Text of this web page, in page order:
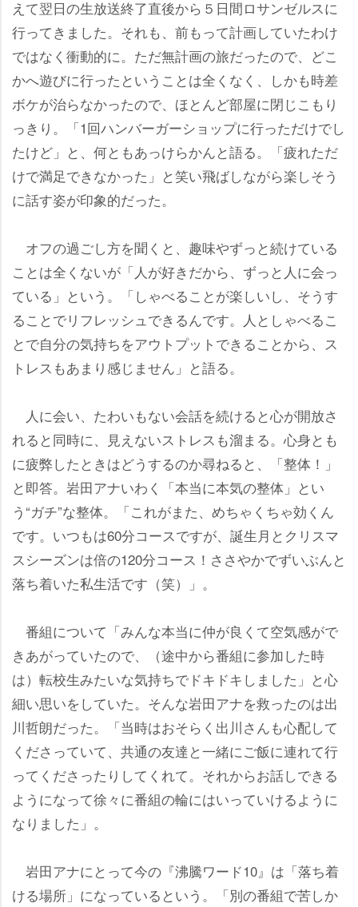
えて翌日の生放送終了直後から５日間ロサンゼルスに
行ってきました。それも、前もって計画していたわけ
ではなく衝動的に。ただ無計画の旅だったので、どこ
かへ遊びに行ったということは全くなく、しかも時差
ボケが治らなかったので、ほとんど部屋に閉じこもり
っきり。「1回ハンバーガーショップに行っただけでし
たけど」と、何ともあっけらかんと語る。「疲れただ
けで満足できなかった」と笑い飛ばしながら楽しそう
に話す姿が印象的だった。
オフの過ごし方を聞くと、趣味やずっと続けている
ことは全くないが「人が好きだから、ずっと人に会っ
ている」という。「しゃべることが楽しいし、そうす
ることでリフレッシュできるんです。人としゃべるこ
とで自分の気持ちをアウトプットできることから、ス
トレスもあまり感じません」と語る。
人に会い、たわいもない会話を続けると心が開放さ
れると同時に、見えないストレスも溜まる。心身とも
に疲弊したときはどうするのか尋ねると、「整体！」
と即答。岩田アナいわく「本当に本気の整体」とい
う“ガチ”な整体。「これがまた、めちゃくちゃ効くん
です。いつもは60分コースですが、誕生月とクリスマ
スシーズンは倍の120分コース！ささやかでずいぶんと
落ち着いた私生活です（笑）」。
番組について「みんな本当に仲が良くて空気感がで
きあがっていたので、（途中から番組に参加した時
は）転校生みたいな気持ちでドキドキしました」と心
細い思いをしていた。そんな岩田アナを救ったのは出
川哲朗だった。「当時はおそらく出川さんも心配して
くださっていて、共通の友達と一緒にご飯に連れて行
ってくださったりしてくれて。それからお話しできる
ようになって徐々に番組の輪にはいっていけるように
なりました」。
田アナにとって今の『沸騰ワード10』は「落ち着
ける場所」になっているという。「別の番組で苦しか